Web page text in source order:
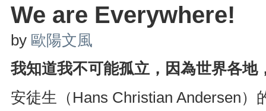
We are Everywhere!
by 歐陽文風
我知道我不可能孤立，因為世界各
安徒生（Hans Christian Andersen